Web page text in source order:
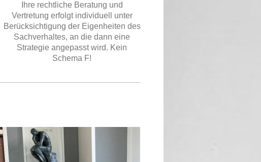
Ihre rechtliche Beratung und
Vertretung erfolgt individuell unter
Berücksichtigung der Eigenheiten des
Sachverhaltes, an die dann eine
Strategie angepasst wird. Kein
Schema F!